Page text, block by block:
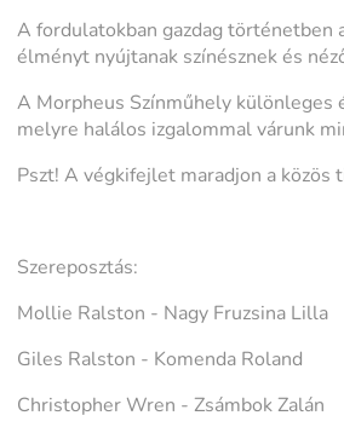
A fordulatokban gazdag történetben
élményt nyújtanak színésznek és
A Morpheus Színműhely különleges
melyre halálos izgalommal várunk
Pszt! A végkifejlet maradjon a közös
Szereposztás:
Mollie Ralston - Nagy Fruzsina Lilla
Giles Ralston - Komenda Roland
Christopher Wren - Zsámbok Zalán